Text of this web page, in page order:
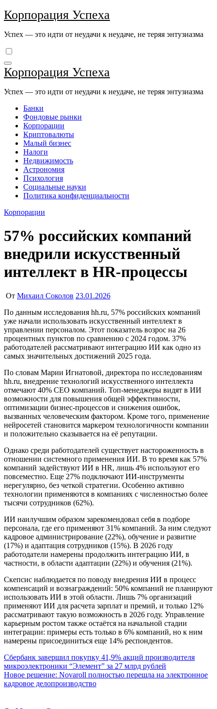
Перейти
к
Корпорация Успеха
Успех — это идти от неудачи к неудаче, не теряя энтузиазма
Корпорация Успеха
Успех — это идти от неудачи к неудаче, не теряя энтузиазма
Банки
Фондовые рынки
Корпорации
Криптовалюты
Малый бизнес
Налоги
Недвижимость
Астрономия
Психология
Социальные науки
Политика конфиденциальности
Корпорации
57% российских компаний
внедрили искусственный
интеллект в HR-процессы
От Михаил Соколов 23.01.2026
По данным исследования hh.ru, 57% российских компаний
уже начали использовать искусственный интеллект в
управлении персоналом. Этот показатель возрос на 26
процентных пунктов по сравнению с 2024 годом. 37%
работодателей рассматривают интеграцию ИИ как одно из
самых значительных достижений 2025 года.
По словам Марии Игнатовой, директора по исследованиям
hh.ru, внедрение технологий искусственного интеллекта
отмечают 40% CEO компаний. Топ-менеджеры видят в ИИ
возможности для повышения общей эффективности,
оптимизации бизнес-процессов и снижения ошибок,
вызванных человеческим фактором. Кроме того, применение
нейросетей становится маркером технологичности компании
и положительно сказывается на её репутации.
Однако среди работодателей существует настороженность в
отношении системного применения ИИ. В то время как 57%
компаний задействуют ИИ в HR, лишь 4% используют его
повсеместно. Еще 27% подключают ИИ-инструменты
нерегулярно, без четкой стратегии. Особенно активно
технологии применяются в компаниях с численностью более
тысячи сотрудников (62%).
ИИ наилучшим образом зарекомендовал себя в подборе
персонала, где его применяют 31% компаний. За ним следуют
кадровое администрирование (22%), обучение и развитие
(17%) и адаптация сотрудников (15%). В 2026 году
работодатели намерены продолжить интеграцию ИИ, в
частности, в области адаптации (22%) и обучения (21%).
Скепсис наблюдается по поводу внедрения ИИ в процесс
компенсаций и вознаграждений: 50% компаний не планируют
использовать ИИ в этой области. Лишь 7% организаций
применяют ИИ для расчета зарплат и премий, и только 12%
рассматривают такую возможность в 2026 году. Управление
карьерным ростом также остаётся на начальной стадии
интеграции: примеры есть только в 6% компаний, но к ним
намерены присоединиться еще 14% респондентов.
Навигация
по
записям
Сбербанк завершил покупку 41,9% акций производителя
микроэлектроники “Элемент” за 27 млрд рублей
Новое решение: Novaroll полностью перешла на электронное
кадровое делопроизводство